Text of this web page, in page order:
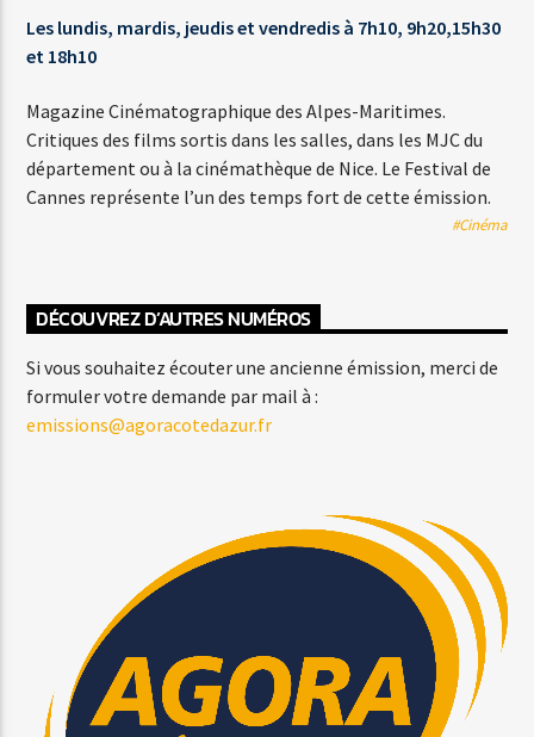
Agora Menton/Monaco
Les lundis, mardis, jeudis et vendredis à 7h10, 9h20,15h30
et 18h10
Magazine Cinématographique des Alpes-Maritimes.
Critiques des films sortis dans les salles, dans les MJC du
département ou à la cinémathèque de Nice. Le Festival de
Cannes représente l’un des temps fort de cette émission.
#Cinéma
DÉCOUVREZ D’AUTRES NUMÉROS
Si vous souhaitez écouter une ancienne émission, merci de
formuler votre demande par mail à :
emissions@agoracotedazur.fr